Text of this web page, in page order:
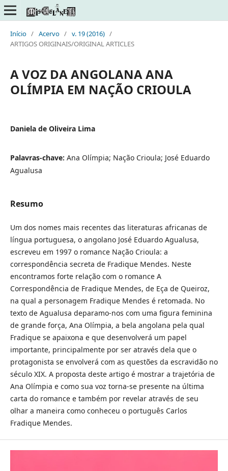
Início / Acervo / v. 19 (2016) /
ARTIGOS ORIGINAIS/ORIGINAL ARTICLES
A VOZ DA ANGOLANA ANA
OLÍMPIA EM NAÇÃO CRIOULA
Daniela de Oliveira Lima
Palavras-chave: Ana Olímpia; Nação Crioula; José Eduardo
Agualusa
Resumo
Um dos nomes mais recentes das literaturas africanas de
língua portuguesa, o angolano José Eduardo Agualusa,
escreveu em 1997 o romance Nação Crioula: a
correspondência secreta de Fradique Mendes. Neste
encontramos forte relação com o romance A
Correspondência de Fradique Mendes, de Eça de Queiroz,
na qual a personagem Fradique Mendes é retomada. No
texto de Agualusa deparamo-nos com uma figura feminina
de grande força, Ana Olímpia, a bela angolana pela qual
Fradique se apaixona e que desenvolverá um papel
importante, principalmente por ser através dela que o
protagonista se envolverá com as questões da escravidão no
século XIX. A proposta deste artigo é mostrar a trajetória de
Ana Olímpia e como sua voz torna-se presente na última
carta do romance e também por revelar através de seu
olhar a maneira como conheceu o português Carlos
Fradique Mendes.